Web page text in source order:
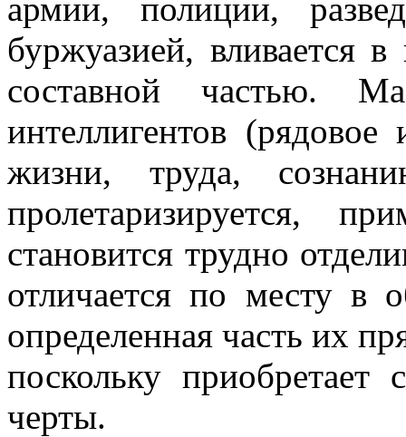
армии, полиции,
буржуазией, вливается
составной частью.
интеллигентов
жизни, труда,
пролетаризируется,
становится трудно
отличается по месту в
определенная часть их
поскольку приобретает
черты.